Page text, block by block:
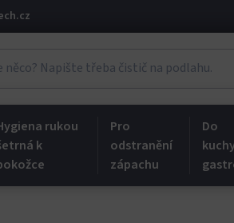
rukou
k
Pro
odstranění
zápachu
Do